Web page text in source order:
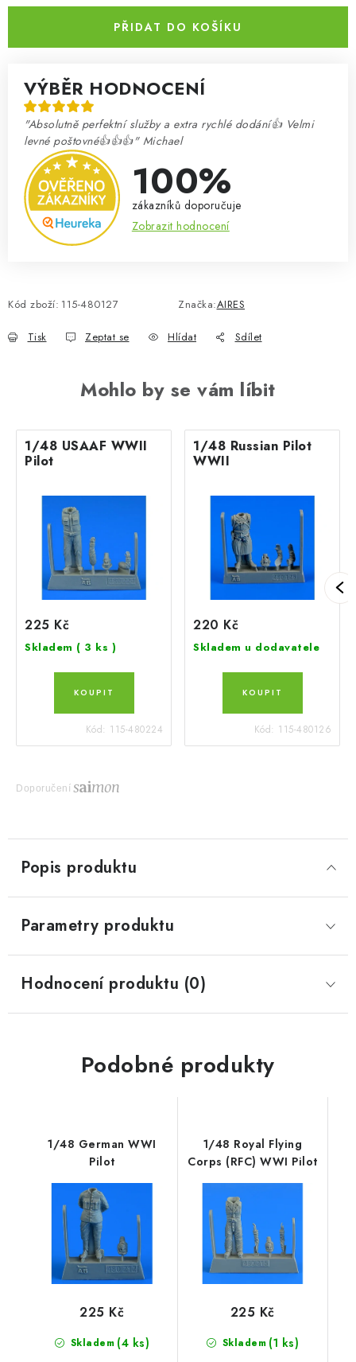
PŘIDAT DO KOŠÍKU
VÝBĚR HODNOCENÍ
"Absolutně perfektní služby a extra rychlé dodání👍 Velmi
levné poštovné👍👍👍" Michael
100%
zákazníků doporučuje
Zobrazit hodnocení
Kód zboží: 115-480127 Značka:AIRES
Tisk Zeptat se Hlídat Sdílet
Mohlo by se vám líbit
1/48 USAAF WWII
Pilot
225 Kč
Skladem ( 3 ks )
Kód: 115-480224
1/48 Russian Pilot
WWII
220 Kč
Skladem u dodavatele
Kód: 115-480126
Doporučení
Popis produktu
Parametry produktu
Hodnocení produktu (0)
Podobné produkty
1/48 German WWI
Pilot
Skladem (4 ks)
225 Kč
1/48 Royal Flying
Corps (RFC) WWI Pilot
Skladem (1 ks)
225 Kč